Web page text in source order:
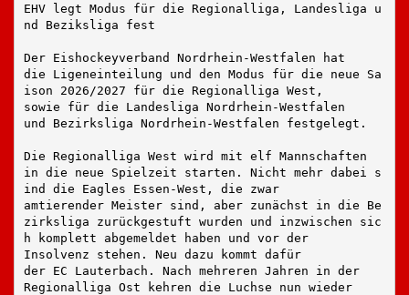
EHV legt Modus für die Regionalliga, Landesliga u
nd Beziksliga fest
Der Eishockeyverband Nordrhein-Westfalen hat
die Ligeneinteilung und den Modus für die neue Sa
ison 2026/2027 für die Regionalliga West,
sowie für die Landesliga Nordrhein-Westfalen
und Bezirksliga Nordrhein-Westfalen festgelegt.
Die Regionalliga West wird mit elf Mannschaften
in die neue Spielzeit starten. Nicht mehr dabei s
ind die Eagles Essen-West, die zwar
amtierender Meister sind, aber zunächst in die Be
zirksliga zurückgestuft wurden und inzwischen sic
h komplett abgemeldet haben und vor der
Insolvenz stehen. Neu dazu kommt dafür
der EC Lauterbach. Nach mehreren Jahren in der
Regionalliga Ost kehren die Luchse nun wieder